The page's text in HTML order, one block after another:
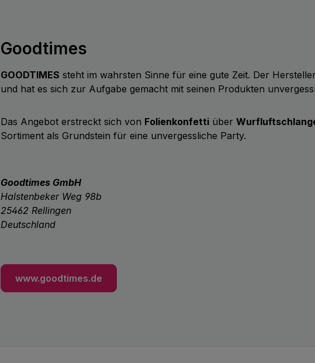
Goodtimes
GOODTIMES steht im wahrsten Sinne für eine gute Zeit. Der
und hat es sich zur Aufgabe gemacht mit seinen Produkten
Das Angebot erstreckt sich von Folienkonfetti über
Sortiment als Grundstein für eine unvergessliche Party.
Goodtimes GmbH
Halstenbeker Weg 98b
25462 Rellingen
Deutschland
www.goodtimes.de